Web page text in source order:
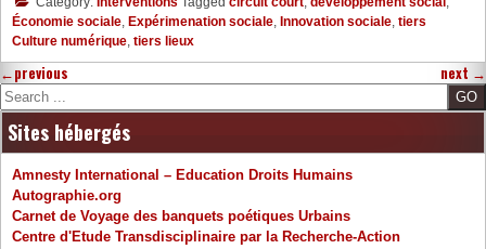
Économie sociale, Expérimenation sociale, Innovation sociale, tiers
Culture numérique, tiers lieux
←previous next →
Search
Sites hébergés
Amnesty International – Education Droits Humains
Autographie.org
Carnet de Voyage des banquets poétiques Urbains
Centre d'Etude Transdisciplinaire par la Recherche-Action